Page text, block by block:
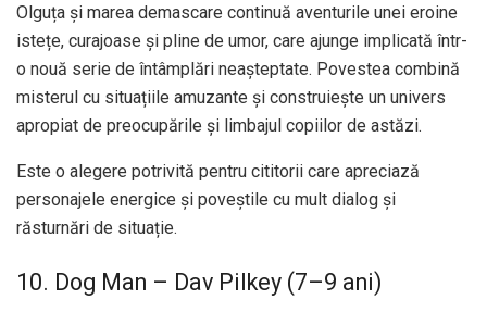
Olguța și marea demascare continuă aventurile unei eroine
istețe, curajoase și pline de umor, care ajunge implicată într-
o nouă serie de întâmplări neașteptate. Povestea combină
misterul cu situațiile amuzante și construiește un univers
apropiat de preocupările și limbajul copiilor de astăzi.
Este o alegere potrivită pentru cititorii care apreciază
personajele energice și poveștile cu mult dialog și
răsturnări de situație.
10. Dog Man – Dav Pilkey (7–9 ani)